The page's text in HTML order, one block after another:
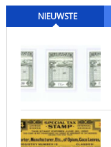
NIEUWSTE